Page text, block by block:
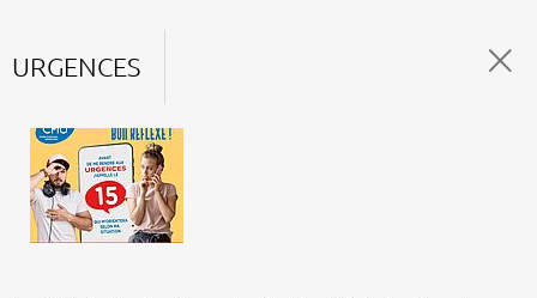
URGENCES